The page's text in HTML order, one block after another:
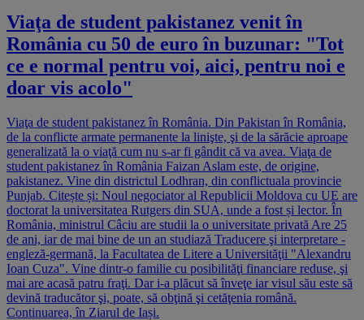
Viaţa de student pakistanez venit în
România cu 50 de euro în buzunar: "Tot
ce e normal pentru voi, aici, pentru noi e
doar vis acolo"
Viaţa de student pakistanez în România. Din Pakistan în România,
de la conflicte armate permanente la linişte, şi de la sărăcie aproape
generalizată la o viaţă cum nu s-ar fi gândit că va avea. Viaţa de
student pakistanez în România Faizan Aslam este, de origine,
pakistanez. Vine din districtul Lodhran, din conflictuala provincie
Punjab. Citește și: Noul negociator al Republicii Moldova cu UE are
doctorat la universitatea Rutgers din SUA, unde a fost și lector. În
România, ministrul Câciu are studii la o universitate privată Are 25
de ani, iar de mai bine de un an studiază Traducere şi interpretare -
engleză-germană, la Facultatea de Litere a Universităţii "Alexandru
Ioan Cuza". Vine dintr-o familie cu posibilităţi financiare reduse, şi
mai are acasă patru fraţi. Dar i-a plăcut să înveţe iar visul său este să
devină traducător şi, poate, să obţină şi cetăţenia română.
Continuarea, în Ziarul de Iași.